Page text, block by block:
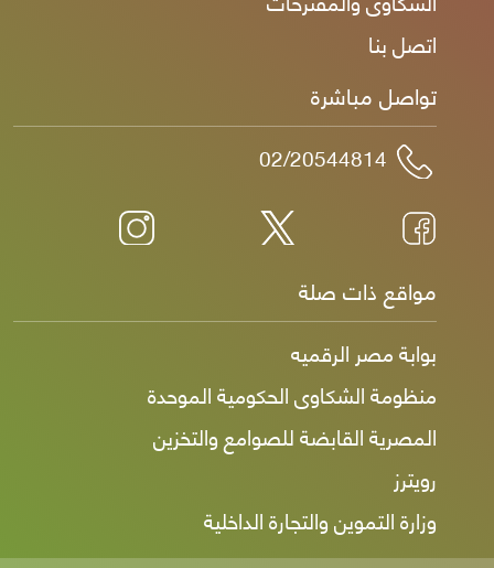
اتصل بنا
تواصل مباشرة
مواقع ذات صلة
بوابة مصر الرقميه
منظومة الشكاوى الحكومية الموحدة
المصرية القابضة للصوامع والتخزين
رويترز
وزارة التموين والتجارة الداخلية